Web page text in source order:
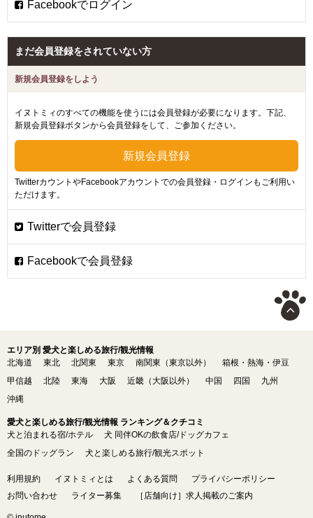
まだ会員登録をされていない方
新規会員登録をしよう
イヌトミィのすべての機能を使うには会員登録が必要になります。下記、
新規会員登録ボタンから会員登録をして、ご参加ください。
TwitterカウントやFacebookアカウントでの会員登録・ログインもご利用い
ただけます。
エリア別 愛犬と楽しめる旅行/観光情報
北海道
東北 北関東 東京 南関東（東京以外）
箱根・熱海・伊豆
甲信越
北陸 東海 大阪 近畿（大阪以外） 中国 四国
九州
沖縄
愛犬と楽しめる旅行/観光情報 ランキング＆クチコミ
犬と泊まれる宿/ホテル
犬 同伴OKの飲食店/ドッグカフェ
全国のドッグラン
犬と楽しめる旅行/観光スポット
利用規約 イヌトミィとは よくある質問
プライバシーポリシー
お問い合わせ
ライター募集 ［店舗向け］求人掲載のご案内